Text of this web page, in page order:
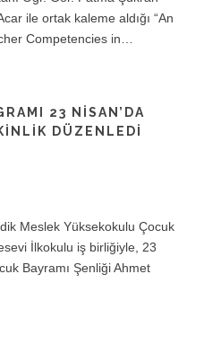
ile ortak kaleme aldığı “An
Competencies in…
23 NISAN’DA
DÜZENLEDI
Meslek Yüksekokulu Çocuk
İlkokulu iş birliğiyle, 23
Bayramı Şenliği Ahmet